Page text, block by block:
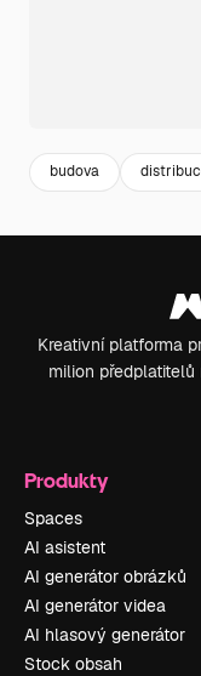
budova
Kreativní platforma
milion předplatitelů
Produkty
Spaces
AI asistent
AI generátor obrázků
AI generátor videa
AI hlasový generátor
Stock obsah